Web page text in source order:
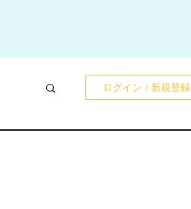
ログイン / 新規登録